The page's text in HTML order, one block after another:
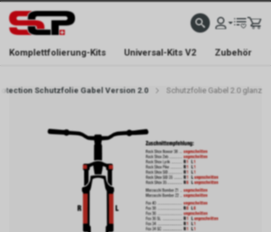
ERREICHBAR NUR WÄHREND DER ÖFFNUNGSZEITEN. GRATIS VERSAND AB
Komplettfolierung-Kits Universal-Kits V2 Zubehör
Schutzfolie Gabel Version 2.0 Schutzfolie Gabel 2.0 glanz